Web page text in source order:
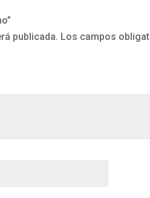
publicada. Los campos